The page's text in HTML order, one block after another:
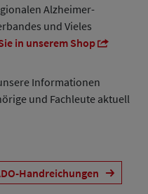
Alzheimer-
und Vieles
in unserem Shop
Informationen
und Fachleute aktuell
Handreichungen